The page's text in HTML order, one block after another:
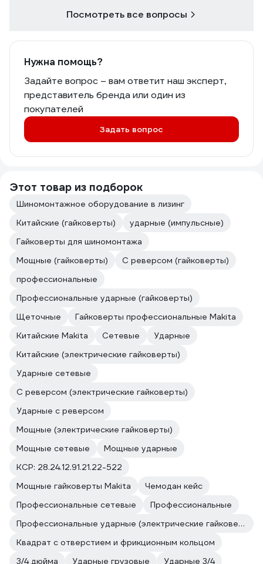
Посмотреть все вопросы
Нужна помощь?
Задайте вопрос – вам ответит наш эксперт,
представитель бренда или один из
покупателей
Задать вопрос
Этот товар из подборок
Шиномонтажное оборудование в лизинг
Китайские (гайковерты)
ударные (импульсные)
Гайковерты для шиномонтажа
Мощные (гайковерты)
С реверсом (гайковерты)
профессиональные
Профессиональные ударные (гайковерты)
Щеточные
Гайковерты профессиональные Makita
Китайские Makita
Сетевые
Ударные
Китайские (электрические гайковерты)
Ударные сетевые
С реверсом (электрические гайковерты)
Ударные с реверсом
Мощные (электрические гайковерты)
Мощные сетевые
Мощные ударные
КСР: 28.24.12.91.21.22-522
Мощные гайковерты Makita
Чемодан кейс
Профессиональные сетевые
Профессиональные
Профессиональные ударные (электрические гайковерты)
Квадрат с отверстием и фрикционным кольцом
3/4 дюйма
Ударные грузовые
Ударные 3/4